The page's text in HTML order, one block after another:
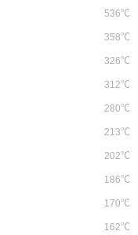
536℃
358℃
326℃
312℃
280℃
213℃
202℃
186℃
170℃
162℃